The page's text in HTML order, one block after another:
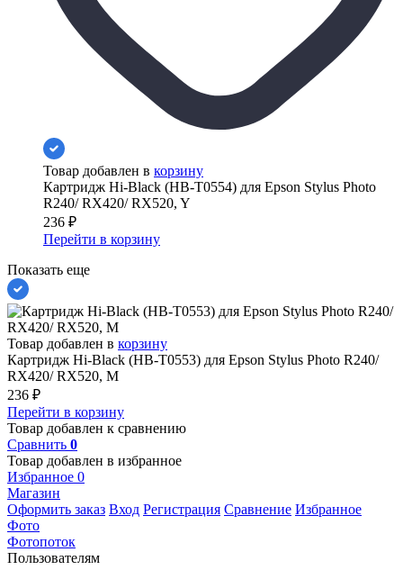
Товар добавлен в корзину
Картридж Hi-Black (HB-T0554) для Epson Stylus Photo
R240/ RX420/ RX520, Y
236 ₽
Перейти в корзину
Показать еще
Товар добавлен в корзину
Картридж Hi-Black (HB-T0553) для Epson Stylus Photo R240/
RX420/ RX520, M
236 ₽
Перейти в корзину
Товар добавлен к сравнению
Сравнить 0
Товар добавлен в избранное
Избранное 0
Магазин
Оформить заказ Вход Регистрация Сравнение Избранное
Фото
Фотопоток
Пользователям